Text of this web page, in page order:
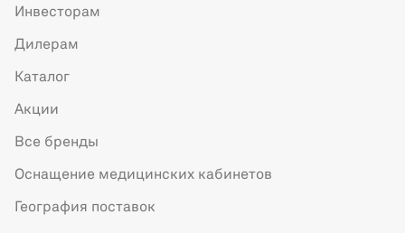
Инвесторам
Дилерам
Каталог
Акции
Все бренды
Оснащение медицинских кабинетов
География поставок